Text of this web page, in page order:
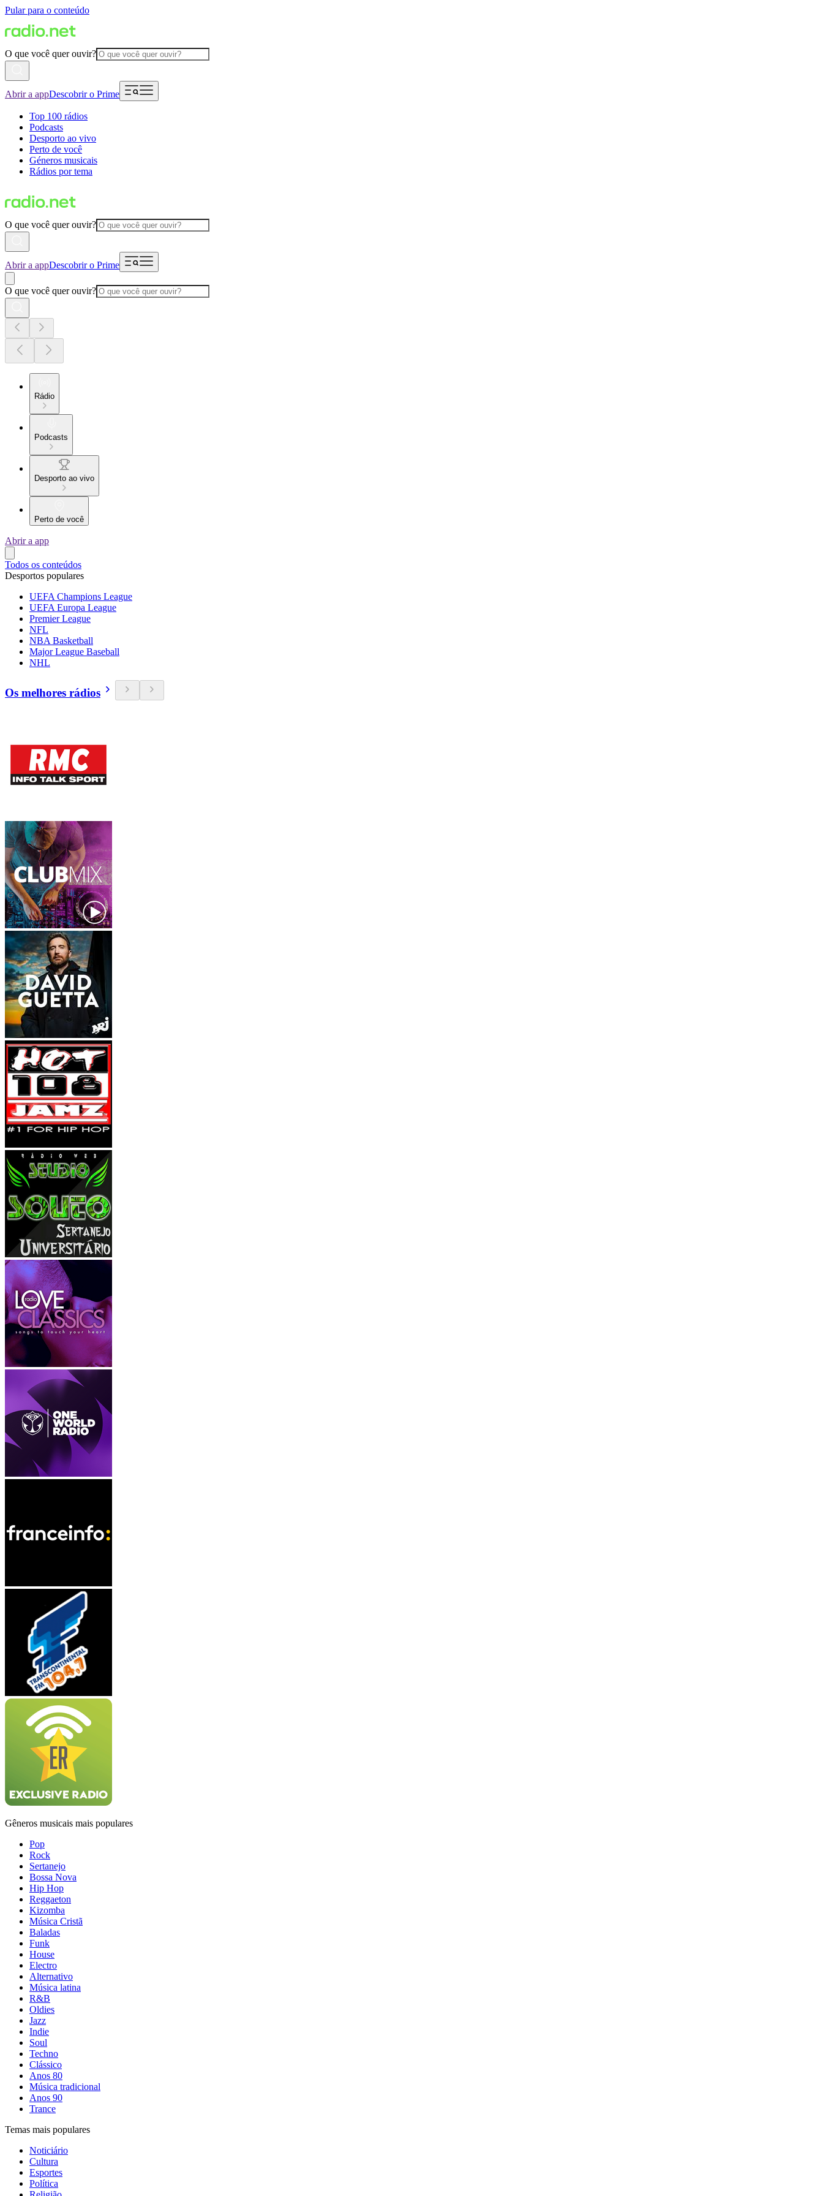
Pular para o conteúdo
O que você quer ouvir?
Abrir a appDescobrir o Prime
Top 100 rádios
Podcasts
Desporto ao vivo
Perto de você
Géneros musicais
Rádios por tema
O que você quer ouvir?
Abrir a appDescobrir o Prime
O que você quer ouvir?
Rádio
Podcasts
Desporto ao vivo
Perto de você
Abrir a app
Todos os conteúdos
Desportos populares
UEFA Champions League
UEFA Europa League
Premier League
NFL
NBA Basketball
Major League Baseball
NHL
Os melhores rádios
Gêneros musicais mais populares
Pop
Rock
Sertanejo
Bossa Nova
Hip Hop
Reggaeton
Kizomba
Música Cristã
Baladas
Funk
House
Electro
Alternativo
Música latina
R&B
Oldies
Jazz
Indie
Soul
Techno
Clássico
Anos 80
Música tradicional
Anos 90
Trance
Temas mais populares
Noticiário
Cultura
Esportes
Política